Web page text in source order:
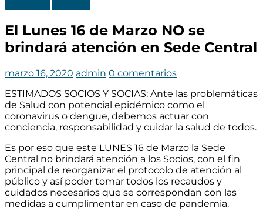
El Lunes 16 de Marzo NO se
brindará atención en Sede Central
marzo 16, 2020 admin 0 comentarios
ESTIMADOS SOCIOS Y SOCIAS: Ante las problemáticas
de Salud con potencial epidémico como el
coronavirus o dengue, debemos actuar con
conciencia, responsabilidad y cuidar la salud de todos.
Es por eso que este LUNES 16 de Marzo la Sede
Central no brindará atención a los Socios, con el fin
principal de reorganizar el protocolo de atención al
público y así poder tomar todos los recaudos y
cuidados necesarios que se correspondan con las
medidas a cumplimentar en caso de pandemia.